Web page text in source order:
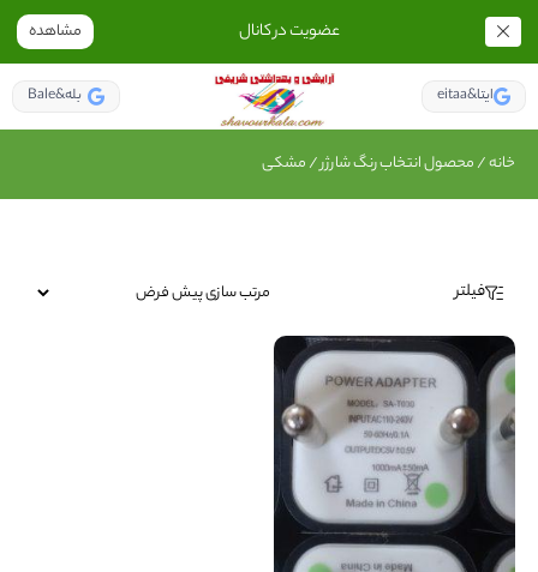
عضویت در کانال مشاهده
eitaa&ایتا Bale&بله
خانه/ محصول انتخاب رنگ شارژر / مشکی
فیلتر